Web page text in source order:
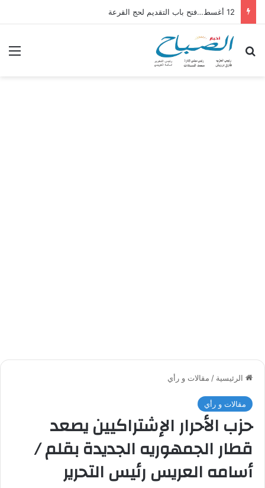
12 أغسط…فتح باب التقديم لحج القرعة
بحث عن
الرئيسية / مقالات و رأي
مقالات و رأي
حزب الأحرار الإشتراكيين يصعد
قطار الجمهوريه الجديدة بقلم /
أسامه العريس رئيس التحرير